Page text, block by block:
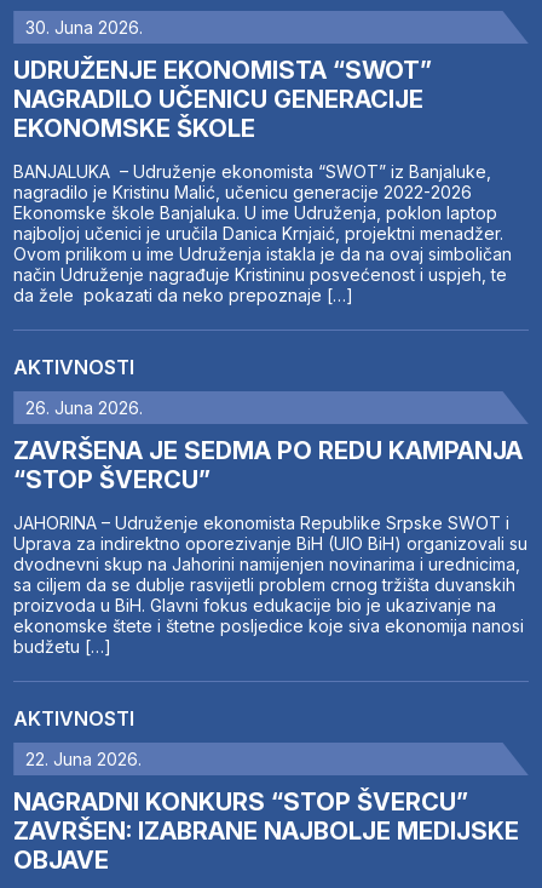
30. Juna 2026.
UDRUŽENJE EKONOMISTA “SWOT”
NAGRADILO UČENICU GENERACIJE
EKONOMSKE ŠKOLE
BANJALUKA – Udruženje ekonomista “SWOT” iz Banjaluke,
nagradilo je Kristinu Malić, učenicu generacije 2022-2026
Ekonomske škole Banjaluka. U ime Udruženja, poklon laptop
najboljoj učenici je uručila Danica Krnjaić, projektni menadžer.
Ovom prilikom u ime Udruženja istakla je da na ovaj simboličan
način Udruženje nagrađuje Kristininu posvećenost i uspjeh, te
da žele pokazati da neko prepoznaje […]
AKTIVNOSTI
26. Juna 2026.
ZAVRŠENA JE SEDMA PO REDU KAMPANJA
“STOP ŠVERCU”
JAHORINA – Udruženje ekonomista Republike Srpske SWOT i
Uprava za indirektno oporezivanje BiH (UIO BiH) organizovali su
dvodnevni skup na Jahorini namijenjen novinarima i urednicima,
sa ciljem da se dublje rasvijetli problem crnog tržišta duvanskih
proizvoda u BiH. Glavni fokus edukacije bio je ukazivanje na
ekonomske štete i štetne posljedice koje siva ekonomija nanosi
budžetu […]
AKTIVNOSTI
22. Juna 2026.
NAGRADNI KONKURS “STOP ŠVERCU”
ZAVRŠEN: IZABRANE NAJBOLJE MEDIJSKE
OBJAVE